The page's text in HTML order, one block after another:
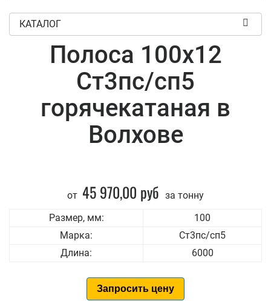
КАТАЛОГ
Полоса 100x12
Ст3пс/сп5
горячекатаная в
Волхове
от 45 970,00 руб за тонну
Размер, мм:
100
Марка:
Ст3пс/сп5
Длина:
6000
Запросить цену